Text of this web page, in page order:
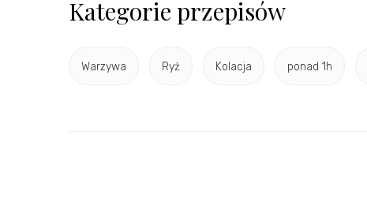
Kategorie przepisów
Warzywa Ryż Kolacja ponad 1h